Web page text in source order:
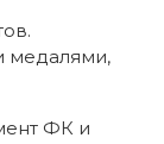
медалями,
ФК и